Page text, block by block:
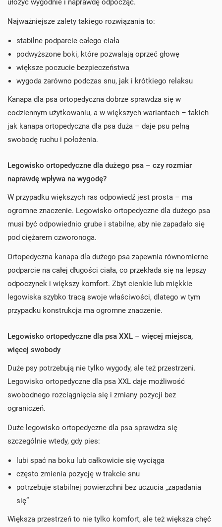
ułożyć wygodnie i naprawdę odpocząć.
Najważniejsze zalety takiego rozwiązania to:
stabilne podparcie całego ciała
podwyższone boki, które pozwalają oprzeć głowę
większe poczucie bezpieczeństwa
wygoda zarówno podczas snu, jak i krótkiego relaksu
Kanapa dla psa ortopedyczna dobrze sprawdza się w
codziennym użytkowaniu, a w większych wariantach – takich
jak kanapa ortopedyczna dla psa duża – daje psu pełną
swobodę ruchu i położenia.
Legowisko ortopedyczne dla dużego psa – czy rozmiar
naprawdę wpływa na wygodę?
W przypadku większych ras odpowiedź jest prosta – ma
ogromne znaczenie. Legowisko ortopedyczne dla dużego psa
musi być odpowiednio grube i stabilne, aby nie zapadało się
pod ciężarem czworonoga.
Ortopedyczna kanapa dla dużego psa zapewnia równomierne
podparcie na całej długości ciała, co przekłada się na lepszy
odpoczynek i większy komfort. Zbyt cienkie lub miękkie
legowiska szybko tracą swoje właściwości, dlatego w tym
przypadku konstrukcja ma ogromne znaczenie.
Legowisko ortopedyczne dla psa XXL – więcej miejsca,
więcej swobody
Duże psy potrzebują nie tylko wygody, ale też przestrzeni.
Legowisko ortopedyczne dla psa XXL daje możliwość
swobodnego rozciągnięcia się i zmiany pozycji bez
ograniczeń.
Duże legowisko ortopedyczne dla psa sprawdza się
szczególnie wtedy, gdy pies:
lubi spać na boku lub całkowicie się wyciąga
często zmienia pozycję w trakcie snu
potrzebuje stabilnej powierzchni bez uczucia „zapadania
się”
Większa przestrzeń to nie tylko komfort, ale też większa chęć